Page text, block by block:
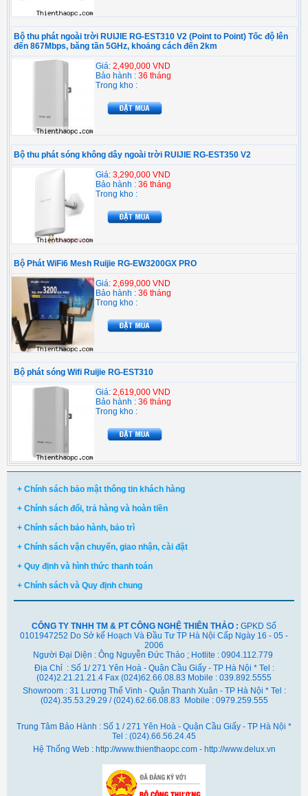
Bộ thu phát ngoài trời RUIJIE RG-EST310 V2 (Point to Point) Tốc độ lên
đến 867Mbps, băng tần 5GHz, khoảng cách đến 2km
Giá: 2,490,000 VND
Bảo hành : 36 tháng
Trong kho :
Bộ thu phát sóng không dây ngoài trời RUIJIE RG-EST350 V2
Giá: 3,290,000 VND
Bảo hành : 36 tháng
Trong kho :
Bộ Phát WiFi6 Mesh Ruijie RG-EW3200GX PRO
Giá: 2,699,000 VND
Bảo hành : 36 tháng
Trong kho :
Bộ phát sóng Wifi Ruijie RG-EST310
Giá: 2,619,000 VND
Bảo hành : 36 tháng
Trong kho :
+ Chính sách bảo mật thông tin khách hàng
+ Chính sách đổi, trả hàng và hoàn tiền
+ Chính sách bảo hành, bảo trì
+ Chính sách vận chuyển, giao nhận, cài đặt
+ Quy định và hình thức thanh toán
+ Chính sách và Quy định chung
CÔNG TY TNHH TM & PT CÔNG NGHỆ THIÊN THẢO : GPKD Số
0101947252 Do Sở kế Hoạch Và Đầu Tư TP Hà Nội Cấp Ngày 16 - 05 -
2006
Người Đại Diện : Ông Nguyễn Đức Thảo ; Hotlite : 0904.112.779
Địa Chỉ : Số 1/ 271 Yên Hoà - Quận Cầu Giấy - TP Hà Nội * Tel :
(024)2.21.21.21.4 Fax (024)62.66.08.83 Mobile : 039.892.5555
Showroom : 31 Lương Thế Vinh - Quận Thanh Xuân - TP Hà Nội * Tel :
(024).35.53.29.29 / (024).62.66.08.83 Mobile : 0979.259.555
Trung Tâm Bảo Hành : Số 1 / 271 Yên Hoà - Quận Cầu Giấy - TP Hà Nội *
Tel : (024).66.56.24.45
Hệ Thống Web : http://www.thienthaopc.com - http://www.delux.vn